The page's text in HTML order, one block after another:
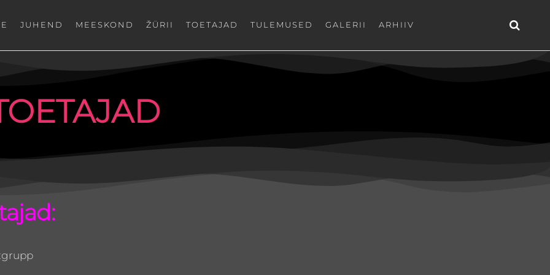
JUHEND MEESKOND ŽÜRII TOETAJAD TULEMUSED GALERII ARHIIV